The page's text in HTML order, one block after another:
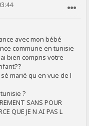
avec mon bébé
commune en tunisie
bien compris votre
marié qu en vue de l
?
SANS POUR
QUE JE N AI PAS L